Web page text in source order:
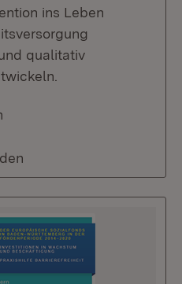
ins Leben
qualitativ